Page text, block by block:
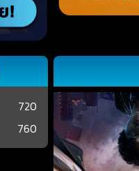
720
760